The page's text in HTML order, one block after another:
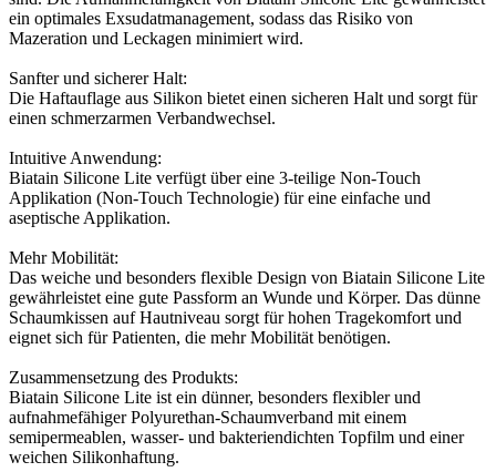
ein optimales Exsudatmanagement, sodass das Risiko von
Mazeration und Leckagen minimiert wird.
Sanfter und sicherer Halt:
Die Haftauflage aus Silikon bietet einen sicheren Halt und sorgt für
einen schmerzarmen Verbandwechsel.
Intuitive Anwendung:
Biatain Silicone Lite verfügt über eine 3-teilige Non-Touch
Applikation (Non-Touch Technologie) für eine einfache und
aseptische Applikation.
Mehr Mobilität:
Das weiche und besonders flexible Design von Biatain Silicone Lite
gewährleistet eine gute Passform an Wunde und Körper. Das dünne
Schaumkissen auf Hautniveau sorgt für hohen Tragekomfort und
eignet sich für Patienten, die mehr Mobilität benötigen.
Zusammensetzung des Produkts:
Biatain Silicone Lite ist ein dünner, besonders flexibler und
aufnahmefähiger Polyurethan-Schaumverband mit einem
semipermeablen, wasser- und bakteriendichten Topfilm und einer
weichen Silikonhaftung.